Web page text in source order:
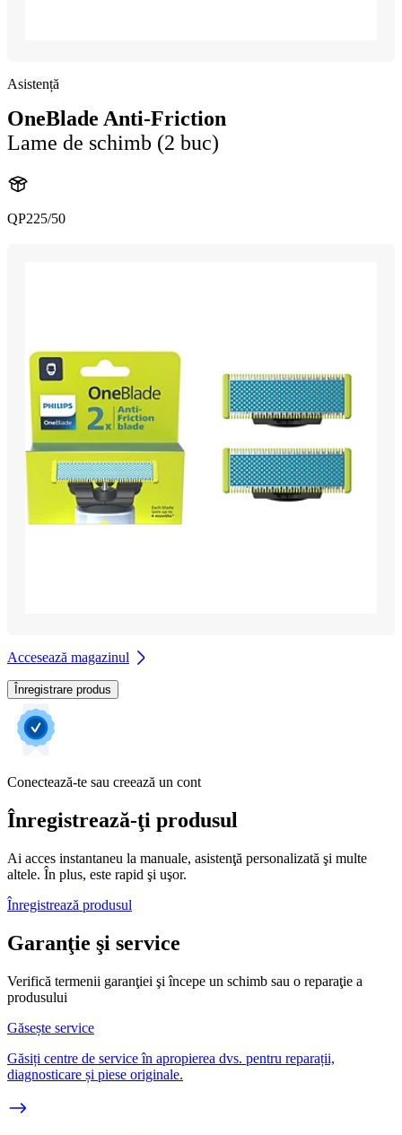
Asistență
OneBlade Anti-Friction
Lame de schimb (2 buc)
QP225/50
Accesează magazinul
Înregistrare produs
Conectează-te sau creează un cont
Înregistrează-ţi produsul
Ai acces instantaneu la manuale, asistenţă personalizată şi multe
altele. În plus, este rapid şi uşor.
Înregistrează produsul
Garanţie şi service
Verifică termenii garanţiei şi începe un schimb sau o reparaţie a
produsului
Găsește service
Găsiți centre de service în apropierea dvs. pentru reparații,
diagnosticare și piese originale.